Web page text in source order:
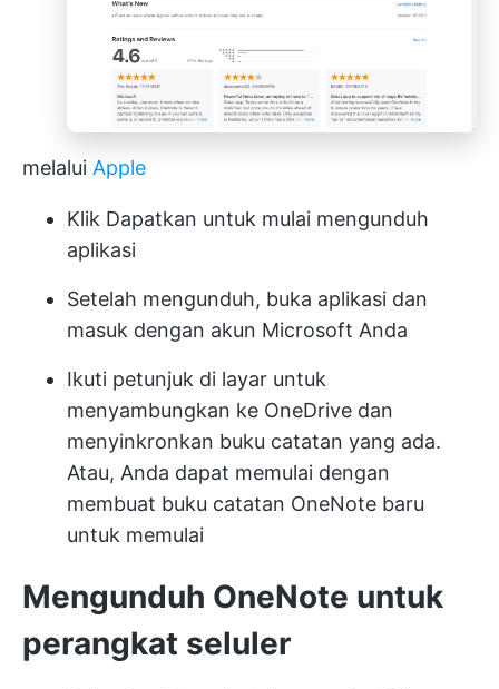
melalui Apple
Klik Dapatkan untuk mulai mengunduh
aplikasi
Setelah mengunduh, buka aplikasi dan
masuk dengan akun Microsoft Anda
Ikuti petunjuk di layar untuk
menyambungkan ke OneDrive dan
menyinkronkan buku catatan yang ada.
Atau, Anda dapat memulai dengan
membuat buku catatan OneNote baru
untuk memulai
Mengunduh OneNote untuk
perangkat seluler